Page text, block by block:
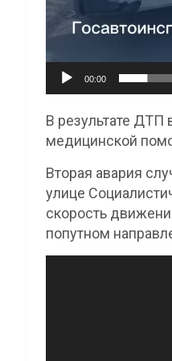
00:00
В результате ДТП
медицинской
Вторая авария
улице
скорость
попутном